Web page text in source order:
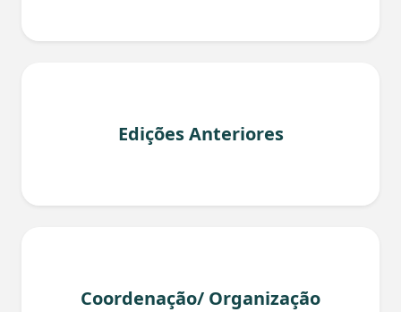
Edições Anteriores
Coordenação/ Organização